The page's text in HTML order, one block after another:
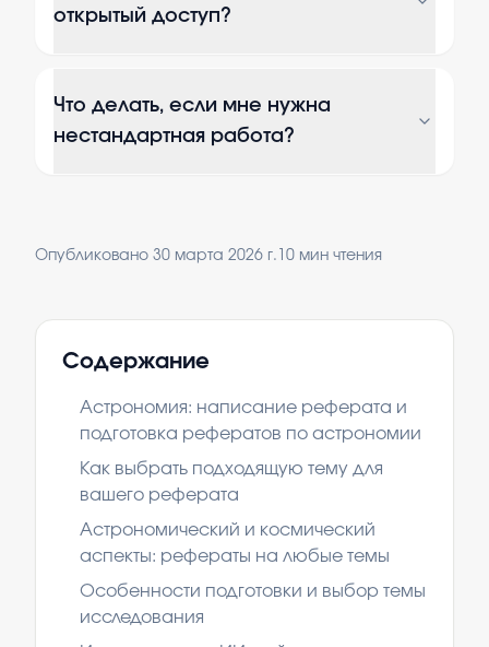
открытый доступ?
Что делать, если мне нужна
нестандартная работа?
Опубликовано 30 марта 2026 г. 10 мин чтения
Содержание
Астрономия: написание реферата и
подготовка рефератов по астрономии
Как выбрать подходящую тему для
вашего реферата
Астрономический и космический
аспекты: рефераты на любые темы
Особенности подготовки и выбор темы
исследования